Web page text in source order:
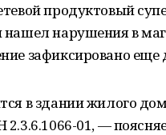
продуктовый
нарушения в
зафиксировано еще
в здании жилого
01, —